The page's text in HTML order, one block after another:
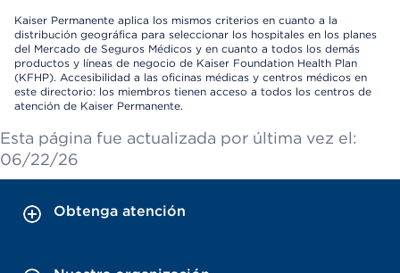
Kaiser Permanente aplica los mismos criterios en cuanto a la
distribución geográfica para seleccionar los hospitales en los planes
del Mercado de Seguros Médicos y en cuanto a todos los demás
productos y líneas de negocio de Kaiser Foundation Health Plan
(KFHP). Accesibilidad a las oficinas médicas y centros médicos en
este directorio: los miembros tienen acceso a todos los centros de
atención de Kaiser Permanente.
Esta página fue actualizada por última vez el:
06/22/26
Obtenga atención